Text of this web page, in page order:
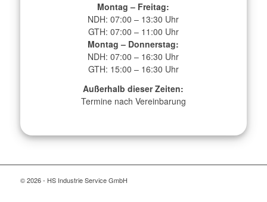
Montag – Freitag:
NDH: 07:00 – 13:30 Uhr
GTH: 07:00 – 11:00 Uhr
Montag – Donnerstag:
NDH: 07:00 – 16:30 Uhr
GTH: 15:00 – 16:30 Uhr
Außerhalb dieser Zeiten:
Termine nach Vereinbarung
© 2026 - HS Industrie Service GmbH